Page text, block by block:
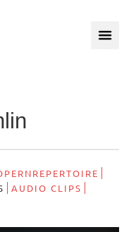
AUDIO CLIPS